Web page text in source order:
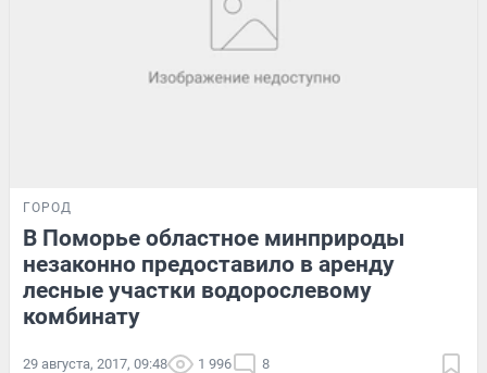
ГОРОД
В Поморье областное минприроды
незаконно предоставило в аренду
лесные участки водорослевому
комбинату
29 августа, 2017, 09:48 1 996 8